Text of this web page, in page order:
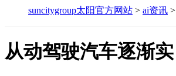
suncitygroup太阳官方网站 > ai资讯 >
从动驾驶汽车逐渐实